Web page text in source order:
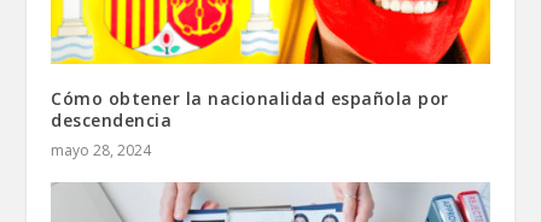
Cómo obtener la nacionalidad española por
descendencia
mayo 28, 2024